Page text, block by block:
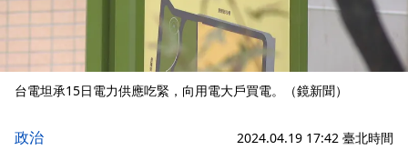
台電坦承15日電力供應吃緊，向用電大戶買電。（鏡新聞）
政治 2024.04.19 17:42 臺北時間